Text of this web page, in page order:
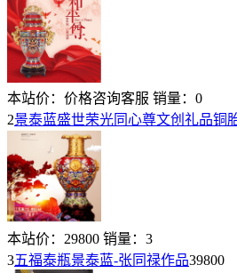
本站价： 价格咨询客服 销量： 0
2景泰蓝盛世荣光同心尊文创礼品铜
本站价： 29800 销量： 3
3五福泰瓶景泰蓝-张同禄作品39800